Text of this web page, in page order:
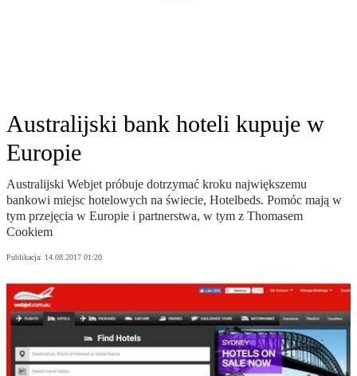
Australijski bank hoteli kupuje w
Europie
Australijski Webjet próbuje dotrzymać kroku największemu
bankowi miejsc hotelowych na świecie, Hotelbeds. Pomóc mają w
tym przejęcia w Europie i partnerstwa, w tym z Thomasem
Cookiem
Publikacja: 14.08.2017 01:20